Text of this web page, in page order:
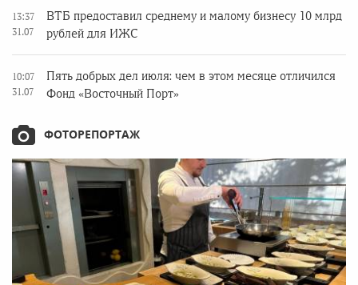
13:37
31.07
ВТБ предоставил среднему и малому бизнесу 10 млрд
рублей для ИЖС
10:07
31.07
Пять добрых дел июля: чем в этом месяце отличился
Фонд «Восточный Порт»
ФОТОРЕПОРТАЖ